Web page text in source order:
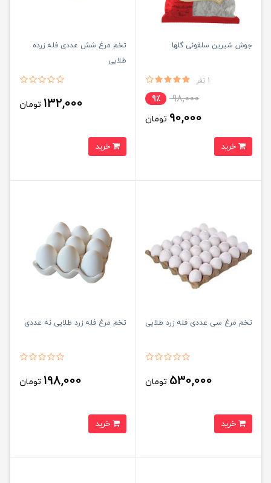
جوش شیرین سلفونی گلها
1 نفر
98,000 9٪
90,000 تومان
تخم مرغ شش عددی فله زرده
طلایی
132,000 تومان
تخم مرغ سی عددی فله زرد طلایی
530,000 تومان
تخم مرغ فله زرد طلایی نه عددی
198,000 تومان